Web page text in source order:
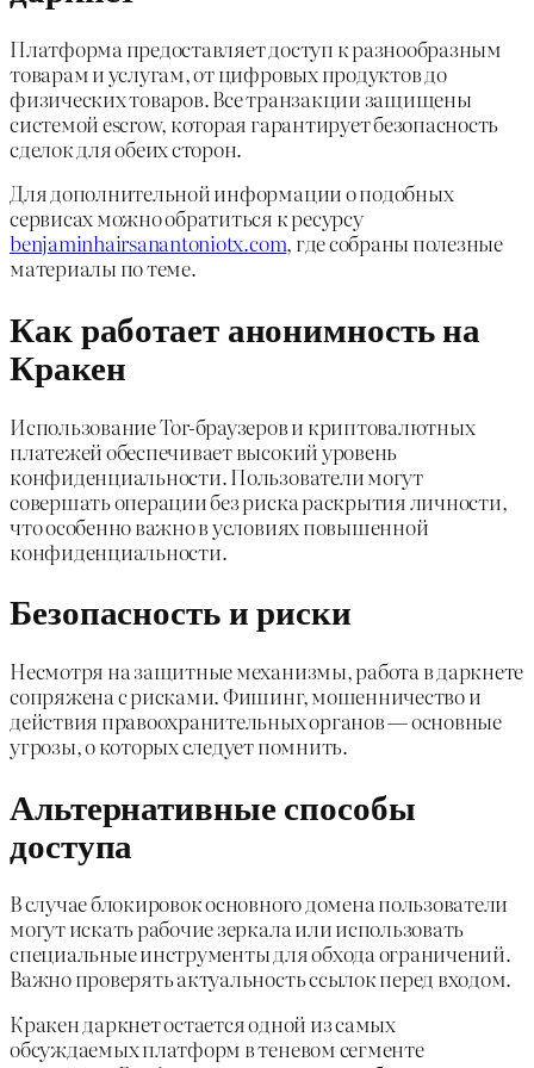
Платформа предоставляет доступ к разнообразным
товарам и услугам, от цифровых продуктов до
физических товаров. Все транзакции защищены
системой escrow, которая гарантирует безопасность
сделок для обеих сторон.
Для дополнительной информации о подобных
сервисах можно обратиться к ресурсу
benjaminhairsanantoniotx.com, где собраны полезные
материалы по теме.
Как работает анонимность на
Кракен
Использование Tor-браузеров и криптовалютных
платежей обеспечивает высокий уровень
конфиденциальности. Пользователи могут
совершать операции без риска раскрытия личности,
что особенно важно в условиях повышенной
конфиденциальности.
Безопасность и риски
Несмотря на защитные механизмы, работа в даркнете
сопряжена с рисками. Фишинг, мошенничество и
действия правоохранительных органов — основные
угрозы, о которых следует помнить.
Альтернативные способы
доступа
В случае блокировок основного домена пользователи
могут искать рабочие зеркала или использовать
специальные инструменты для обхода ограничений.
Важно проверять актуальность ссылок перед входом.
Кракен даркнет остается одной из самых
обсуждаемых платформ в теневом сегменте